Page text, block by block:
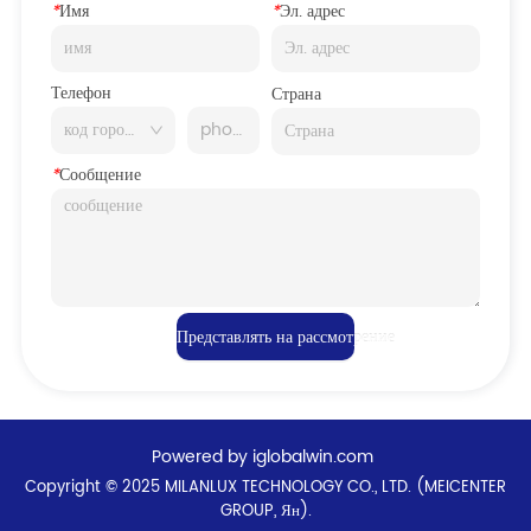
*Имя *Эл. адрес
Телефон Страна
*Сообщение
Представлять на рассмотрение
Powered by iglobalwin.com
Copyright © 2025 MILANLUX TECHNOLOGY CO., LTD. (MEICENTER
GROUP, Ян).